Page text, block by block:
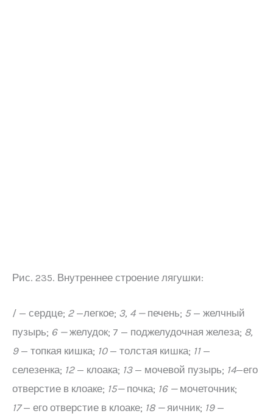
Рис. 235. Внутреннее строение лягушки:
/ — сердце; 2—легкое; 3, 4 —печень; 5— желчный
пузырь; 6 —желудок; 7 — поджелудочная железа; 8,
9— топкая кишка; 10— толстая кишка; 11—
селезенка; 12— клоака; 13— мочевой пузырь; 14—его
отверстие в клоаке; 15—почка; 16 —мочеточник;
17— его отверстие в клоаке; 18 —яичник; 19—